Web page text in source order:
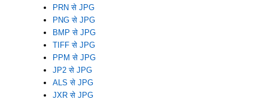
PRN से JPG
PNG से JPG
BMP से JPG
TIFF से JPG
PPM से JPG
JP2 से JPG
ALS से JPG
JXR से JPG